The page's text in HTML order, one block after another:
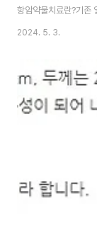
항암약물치료란?기존
암세포의 특징에 따라
료와는 달리 표적 항
기존 항암제와 비교
과도 크다고 볼 수 있
2024. 5. 3.